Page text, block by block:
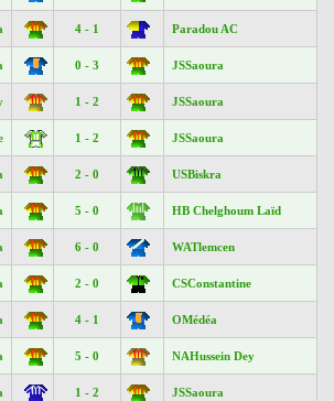
4 - 1 Paradou AC
0 - 3 JSSaoura
1 - 2 JSSaoura
1 - 2 JSSaoura
2 - 0 USBiskra
5 - 0 HB Chelghoum Laïd
6 - 0 WATlemcen
2 - 0 CSConstantine
4 - 1 OMédéa
5 - 0 NAHussein Dey
1 - 2 JSSaoura